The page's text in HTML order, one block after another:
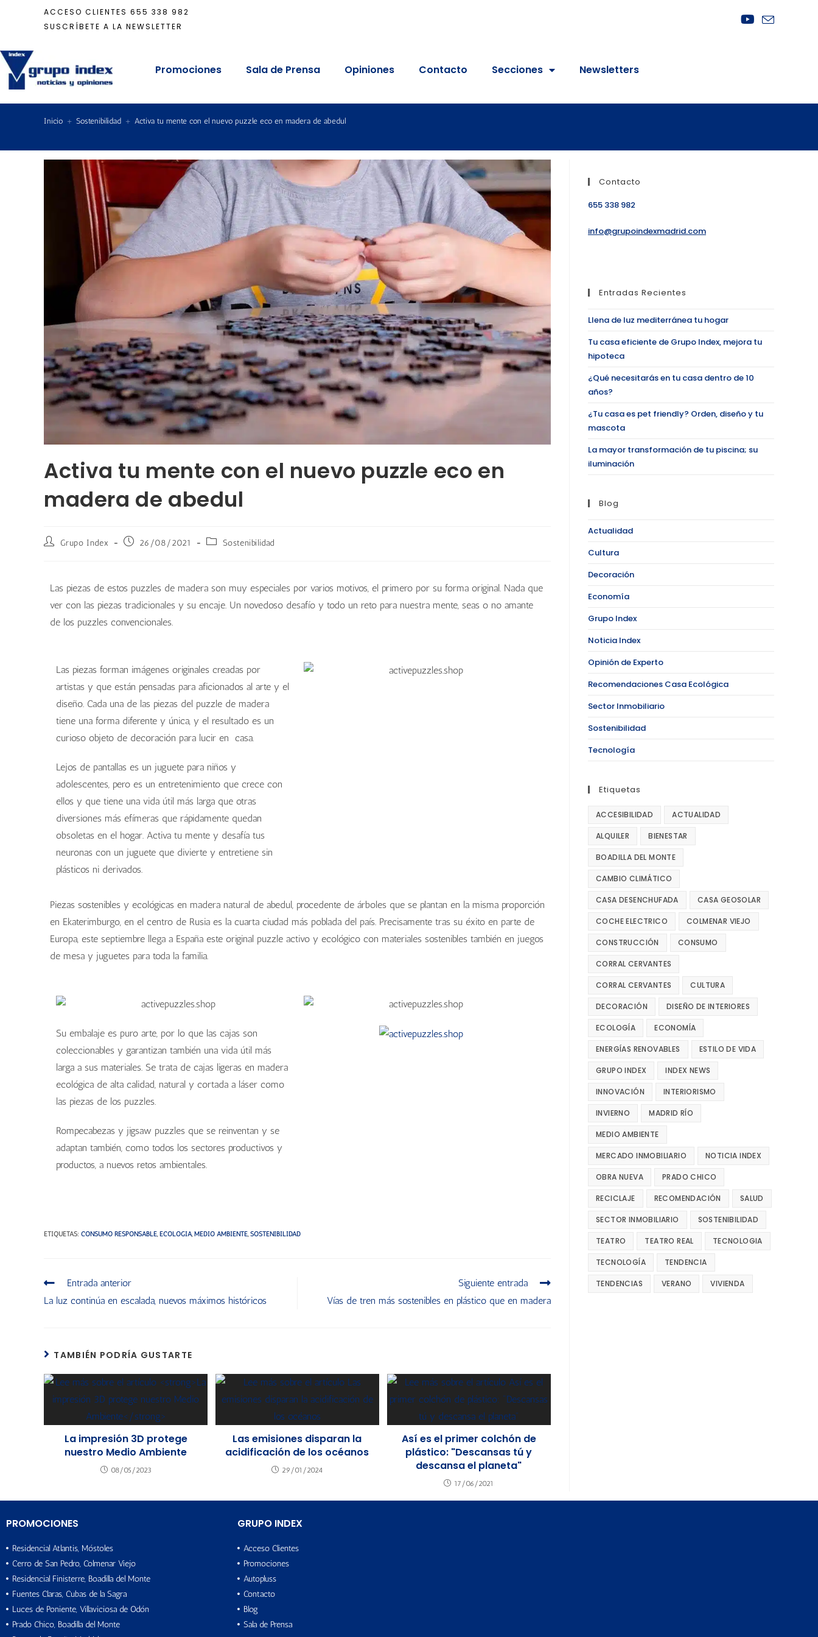
ACCESO CLIENTES 655 338 982
SUSCRÍBETE A LA NEWSLETTER
Promociones Sala de Prensa Opiniones Contacto Secciones Newsletters
Inicio + Sostenibilidad + Activa tu mente con el nuevo puzzle eco en madera de abedul
Activa tu mente con el nuevo puzzle eco en
madera de abedul
Grupo Index 26/08/2021 Sostenibilidad
Las piezas de estos puzzles de madera son muy especiales por varios motivos, el primero por su forma original. Nada que
ver con las piezas tradicionales y su encaje. Un novedoso desafío y todo un reto para nuestra mente, seas o no amante
de los puzzles convencionales.
Las piezas forman imágenes originales creadas por
artistas y que están pensadas para aficionados al arte y el
diseño. Cada una de las piezas del puzzle de madera
tiene una forma diferente y única, y el resultado es un
curioso objeto de decoración para lucir en casa.
Lejos de pantallas es un juguete para niños y
adolescentes, pero es un entretenimiento que crece con
ellos y que tiene una vida útil más larga que otras
diversiones más efímeras que rápidamente quedan
obsoletas en el hogar. Activa tu mente y desafía tus
neuronas con un juguete que divierte y entretiene sin
plásticos ni derivados.
Piezas sostenibles y ecológicas en madera natural de abedul, procedente de árboles que se plantan en la misma proporción
en Ekaterimburgo, en el centro de Rusia es la cuarta ciudad más poblada del país. Precisamente tras su éxito en parte de
Europa, este septiembre llega a España este original puzzle activo y ecológico con materiales sostenibles también en juegos
de mesa y juguetes para toda la familia.
Su embalaje es puro arte, por lo que las cajas son
coleccionables y garantizan también una vida útil más
larga a sus materiales. Se trata de cajas ligeras en madera
ecológica de alta calidad, natural y cortada a láser como
las piezas de los puzzles.
Rompecabezas y jigsaw puzzles que se reinventan y se
adaptan también, como todos los sectores productivos y
productos, a nuevos retos ambientales.
ETIQUETAS: CONSUMO RESPONSABLE, ECOLOGÍA, MEDIO AMBIENTE, SOSTENIBILIDAD
Entrada anterior
La luz continúa en escalada, nuevos máximos históricos
Siguiente entrada
Vías de tren más sostenibles en plástico que en madera
TAMBIÉN PODRÍA GUSTARTE
La impresión 3D protege
nuestro Medio Ambiente
08/05/2023
Las emisiones disparan la
acidificación de los océanos
29/01/2024
Así es el primer colchón de
plástico: "Descansas tú y
descansa el planeta"
17/06/2021
Contacto
655 338 982
info@grupoindexmadrid.com
Entradas Recientes
Llena de luz mediterránea tu hogar
Tu casa eficiente de Grupo Index, mejora tu
hipoteca
¿Qué necesitarás en tu casa dentro de 10
años?
¿Tu casa es pet friendly? Orden, diseño y tu
mascota
La mayor transformación de tu piscina; su
iluminación
Blog
Actualidad
Cultura
Decoración
Economía
Grupo Index
Noticia Index
Opinión de Experto
Recomendaciones Casa Ecológica
Sector Inmobiliario
Sostenibilidad
Tecnología
Etiquetas
ACCESIBILIDAD ACTUALIDAD
ALQUILER BIENESTAR
BOADILLA DEL MONTE
CAMBIO CLIMÁTICO
CASA DESENCHUFADA CASA GEOSOLAR
COCHE ELECTRICO COLMENAR VIEJO
CONSTRUCCIÓN CONSUMO
CORRAL CERVANTES
CORRAL CERVANTES CULTURA
DECORACIÓN DISEÑO DE INTERIORES
ECOLOGÍA ECONOMÍA
ENERGÍAS RENOVABLES ESTILO DE VIDA
GRUPO INDEX INDEX NEWS
INNOVACIÓN INTERIORISMO
INVIERNO MADRID RÍO
MEDIO AMBIENTE
MERCADO INMOBILIARIO NOTICIA INDEX
OBRA NUEVA PRADO CHICO
RECICLAJE RECOMENDACIÓN SALUD
SECTOR INMOBILIARIO SOSTENIBILIDAD
TEATRO TEATRO REAL TECNOLOGIA
TECNOLOGÍA TENDENCIA
TENDENCIAS VERANO VIVIENDA
PROMOCIONES
Residencial Atlantis, Móstoles
Cerro de San Pedro, Colmenar Viejo
Residencial Finisterre, Boadilla del Monte
Fuentes Claras, Cubas de la Sagra
Luces de Poniente, Villaviciosa de Odón
Prado Chico, Boadilla del Monte
GRUPO INDEX
Acceso Clientes
Promociones
Autopluss
Contacto
Blog
Sala de Prensa